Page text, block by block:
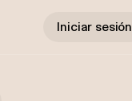
Iniciar sesión